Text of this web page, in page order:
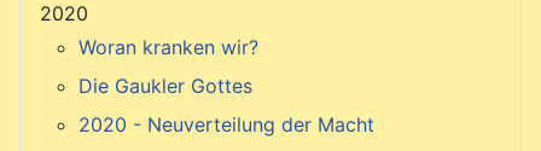
2020
Woran kranken wir?
Die Gaukler Gottes
2020 - Neuverteilung der Macht